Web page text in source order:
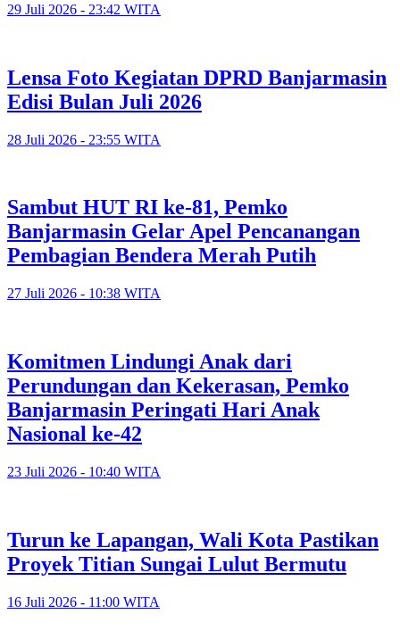
29 Juli 2026 - 23:42 WITA
Lensa Foto Kegiatan DPRD Banjarmasin
Edisi Bulan Juli 2026
28 Juli 2026 - 23:55 WITA
Sambut HUT RI ke-81, Pemko
Banjarmasin Gelar Apel Pencanangan
Pembagian Bendera Merah Putih
27 Juli 2026 - 10:38 WITA
Komitmen Lindungi Anak dari
Perundungan dan Kekerasan, Pemko
Banjarmasin Peringati Hari Anak
Nasional ke-42
23 Juli 2026 - 10:40 WITA
Turun ke Lapangan, Wali Kota Pastikan
Proyek Titian Sungai Lulut Bermutu
16 Juli 2026 - 11:00 WITA